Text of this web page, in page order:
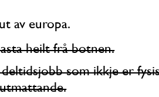
ut av europa.
pasta heilt frå botnen.